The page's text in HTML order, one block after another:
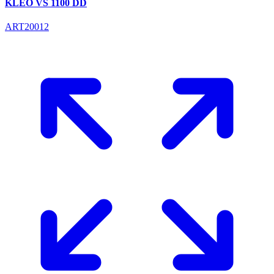
KLEO VS 1100 DD
ART20012